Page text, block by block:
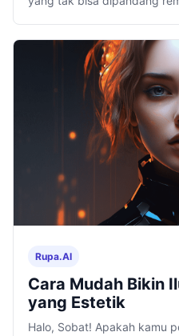
Rupa.AI
Cara Mudah Bikin
yang Estetik
Halo, Sobat! Apakah kamu